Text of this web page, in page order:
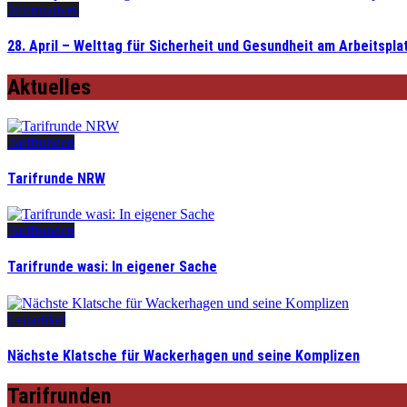
Informatives
28. April – Welttag für Sicherheit und Gesundheit am
Aktuelles
Tarifrunden
Tarifrunde NRW
Tarifrunden
Tarifrunde wasi: In eigener Sache
Leitartikel
Nächste Klatsche für Wackerhagen und seine Komplizen
Tarifrunden